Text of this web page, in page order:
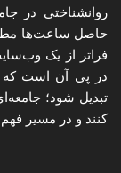
روانشناختی در
حاصل ساعت‌ها
فراتر از یک
در پی آن است که
تبدیل شود؛
کنند و در مسیر